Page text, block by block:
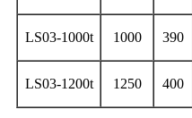
LS03-1000t 1000 390
LS03-1200t 1250 400